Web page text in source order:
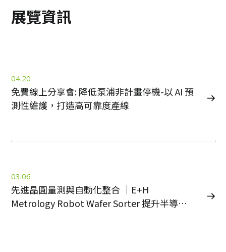
展覽資訊
04.20
免費線上分享會: 降低泵浦非計畫停機-以 AI 預
測性維護，打造高可靠度產線
03.06
先進晶圓量測與自動化整合 ｜E+H
Metrology Robot Wafer Sorter 提升半導體